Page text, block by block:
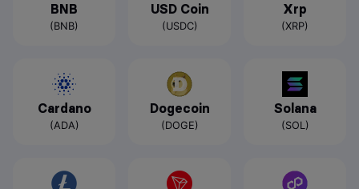
BNB
(BNB)
USD Coin
(USDC)
Xrp
(XRP)
Cardano
(ADA)
Dogecoin
(DOGE)
Solana
(SOL)